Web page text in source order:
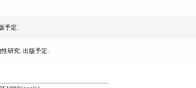
予定.
研究. 出版予定.